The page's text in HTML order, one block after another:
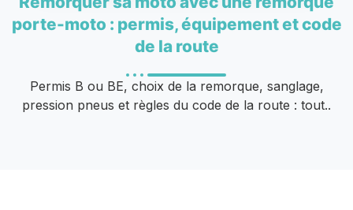
porte-moto : permis, équipement et code
de la route
Permis B ou BE, choix de la remorque, sanglage,
pression pneus et règles du code de la route : tout..